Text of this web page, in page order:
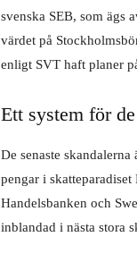
svenska SEB, som ägs
värdet på
enligt SVT haft planer
Ett system för
De senaste
pengar i
Handelsbanken och
inblandad i nästa stora